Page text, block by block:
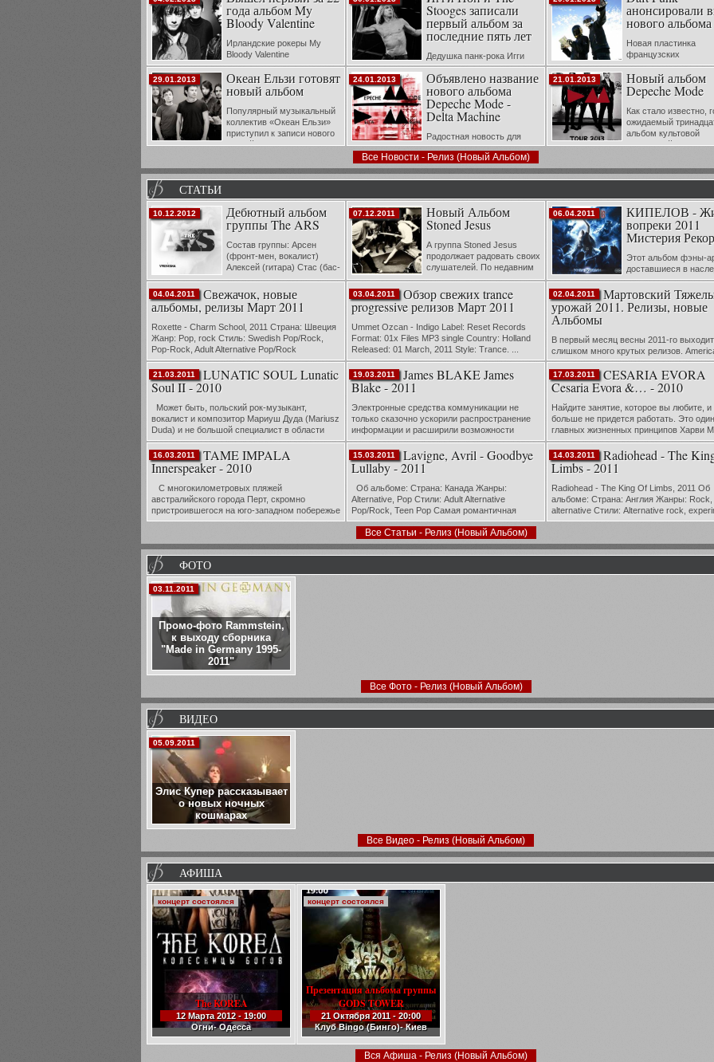
саунд-продюсером, обладателем трех наград
Grammy Кеном Нельсоном.
возможность курить в машине и
алкоголя.
года альбом My
Bloody Valentine
Ирландские рокеры My
Bloody Valentine
представили первый за
последние 22 года альбом. Новая пластинка
от My Bloody Valentine называется MBV. Она
стала последователем диска Loveless, ...
Stooges записали
первый альбом за
последние пять лет
Дедушка панк-рока Игги
Поп и его группа The Stooges объявили о
завершении работы над новым студийным
альбомом, сообщает NME. Грядущий
лонгплэй получил название «Ready To
Die&ra...
анонсировали
нового альбома
Новая пластинка
французских
электронщиков
мае. Новая работа Ги-Мануэля де
Кристо и Томаса Бангальте станет
первым полноценным альбомом за 8
релиз предыдущего ...
Океан Ельзи готовят
новый альбом
Популярный музыкальный
коллектив «Океан Ельзи»
приступил к записи нового
студийного альбома.
29.01.2013 Объявлено название
нового альбома
Depeche Mode -
Delta Machine
Радостная новость для
миллионов поклонников культовых Depeche
Mode появилась вчера на официальном
сайте группы http://www.depechemode.com/.
Долгожданный новый альбом группы будет
24.01.2013 Новый альбом
Depeche Mode
Как стало известно,
ожидаемый
альбом культовой
британской группы
Первый за четыре года, минувших с
The Sounds Of The Unive...
21.01.2013
Все Новости - Релиз (Новый Альбом)
СТАТЬИ
Дебютный альбом
группы The ARS
Состав группы: Арсен
(фронт-мен, вокалист)
Алексей (гитара) Стас (бас-
гитара) Антон (клавишные)
Шон (ударные) Создана: в апреле 2012 г.
Арсеном Гинзбургом Наз...
10.12.2012 Новый Альбом
Stoned Jesus
А группа Stoned Jesus
продолжает радовать своих
слушателей. По недавним
результатам украинского
финала «The Global Battle Of The Bands 2011»
ребята заняли всего лишь четвёртое место,
но это их не р...
07.12.2011 КИПЕЛОВ -
вопреки 2011
Мистерия
Этот альбом фэны-
доставшиеся в
сольному проекту
Кипелова, ждали шесть долгих лет. И
убедительного и вроде бы
старта в виде полноформатника «Рек...
06.04.2011
Свежачок, новые
альбомы, релизы Март 2011
Roxette - Charm School, 2011 Страна: Швеция
Жанр: Pop, rock Стиль: Swedish Pop/Rock,
Pop-Rock, Adult Alternative Pop/Rock
Скальпель… тампон… зажим… еще
скальпель… ...
04.04.2011 Обзор свежих trance
progressive релизов Март 2011
Ummet Ozcan - Indigo Label: Reset Records
Format: 01x Files MP3 single Country: Holland
Released: 01 March, 2011 Style: Trance. ...
03.04.2011 Мартовский
урожай 2011. Релизы, новые
Альбомы
В первый месяц весны 2011-го выходит
слишком много крутых релизов.
Heritage — Sedentary (Translation Loss)
марта American Heritage существуют
02.04.2011
LUNATIC SOUL Lunatic
Soul II - 2010
Может быть, польский рок-музыкант,
вокалист и композитор Мариуш Дуда (Mariusz
Duda) и не большой специалист в области
отвлеченной философии – но находить
практическое применение абстракт...
21.03.2011 James BLAKE James
Blake - 2011
Электронные средства коммуникации не
только сказочно ускорили распространение
информации и расширили возможности
общения, но и придали космическое
ускорение многим творческим процессам.
Свежайший прим...
19.03.2011 CESARIA EVORA
Cesaria Evora &… - 2010
Найдите занятие, которое вы любите, и
больше не придется работать. Это
главных жизненных принципов Харви
(Harvey Mackay), автора
бестселлеров по бизнесу. Человек, чьи...
17.03.2011
TAME IMPALA
Innerspeaker - 2010
С многокилометровых пляжей
австралийского города Перт, скромно
пристроившегося на юго-западном побережье
Зеленого континента, открывается
само...
16.03.2011 Lavigne, Avril - Goodbye
Lullaby - 2011
Об альбоме: Страна: Канада Жанры:
Alternative, Pop Стили: Adult Alternative
Pop/Rock, Teen Pop Самая романтичная
австралийская рокерша, музыка которой
играет в каждой розовой комнате студенч...
15.03.2011 Radiohead - The
Limbs - 2011
Radiohead - The King Of Limbs, 2011 Об
альбоме: Страна: Англия Жанры: Rock,
alternative Стили: Alternative rock,
brit-pop, electronic Страница:
14.03.2011
Все Статьи - Релиз (Новый Альбом)
ФОТО
Промо-фото Rammstein,
к выходу сборника
"Made in Germany 1995-
2011"
03.11.2011
Все Фото - Релиз (Новый Альбом)
ВИДЕО
Элис Купер рассказывает
о новых ночных
кошмарах
05.09.2011
Все Видео - Релиз (Новый Альбом)
АФИША
The KOREA
12 Марта 2012 - 19:00
Огни- Одесса
концерт состоялся
Презентация альбома группы
GODS TOWER
21 Октября 2011 - 20:00
Клуб Bingo (Бинго)- Киев
концерт состоялся
Вся Афиша - Релиз (Новый Альбом)